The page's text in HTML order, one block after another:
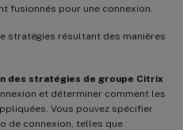
fusionnés pour une connexion.
stratégies résultant des manières
des stratégies de groupe Citrix
et déterminer comment les
Vous pouvez spécifier
de connexion, telles que :